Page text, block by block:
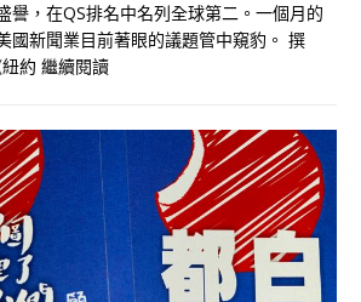
譽，在QS排名中名列全球第二。一個月的
國新聞業目前著眼的議題管中窺豹。 撰
約 繼續閱讀